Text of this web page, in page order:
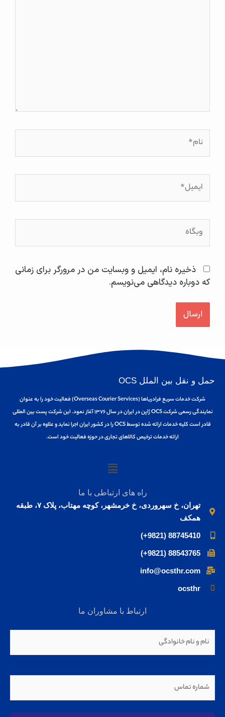
ذخیره نام، ایمیل و وبسایت من در مرورگر برای زمانی
که دوباره دیدگاهی می‌نویسم.
حمل و نقل بین الملل OCS
شرکت خدمات سریع فرادریاها (Overseas Courier Services) فعالیت خود را به عنوان
نمایندگی رسمی شرکت OCS ژاپن در ایران در سال ۱۳۷۶ آغاز نمود. این شرکت پست بین المللی
قادر است کلیه خدمات ارائه شده توسط OCS را در کشور ایران اجرا نماید و علاوه بر آن قادر به
ارائه خدمات ترخیص کالاهای تجاری در حوزه فعالیت خود است.
راه های ارتباطی با ما
تهران، خ سهروردی، خ خرمشهر، کوچه مهتاب، پلاک ۷، طبقه
همکف
88745410 (9821+)
88543765 (9821+)
info@ocsthr.com
ocsthr
ارتباط با مشاوران ما
خانوادگی
تماس